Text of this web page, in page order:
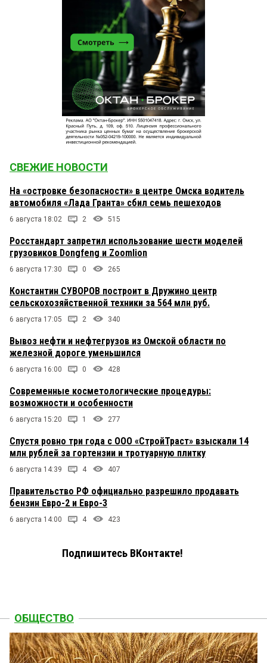
СВЕЖИЕ НОВОСТИ
На «островке безопасности» в центре Омска водитель
автомобиля «Лада Гранта» сбил семь пешеходов
6 августа 18:02 2 515
Росстандарт запретил использование шести моделей
грузовиков Dongfeng и Zoomlion
6 августа 17:30 0 265
Константин СУВОРОВ построит в Дружино центр
сельскохозяйственной техники за 564 млн руб.
6 августа 17:05 2 340
Вывоз нефти и нефтегрузов из Омской области по
железной дороге уменьшился
6 августа 16:00 0 428
Современные косметологические процедуры:
возможности и особенности
6 августа 15:20 1 277
Спустя ровно три года с ООО «СтройТраст» взыскали 14
млн рублей за гортензии и тротуарную плитку
6 августа 14:39 4 407
Правительство РФ официально разрешило продавать
бензин Евро-2 и Евро-3
6 августа 14:00 4 423
Подпишитесь ВКонтакте!
ОБЩЕСТВО